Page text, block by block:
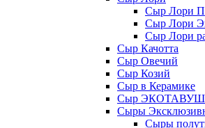
Сыр Лори
Сыр Лори
Сыр Лори
Сыр Качотта
Сыр Овечий
Сыр Козий
Сыр в Керамике
Сыр ЭКОТАВУШ
Сыры
Сыры